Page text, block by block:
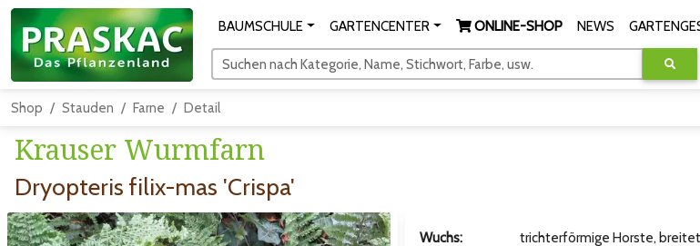
BAUMSCHULE GARTENCENTER ONLINE-SHOP NEWS
Suchen nach Kategorie, Name, Stichwort, Farbe, usw.
Shop Stauden Farne Detail
Krauser Wurmfarn
Dryopteris filix-mas 'Crispa'
Wuchs:
trichterförmige Horste,